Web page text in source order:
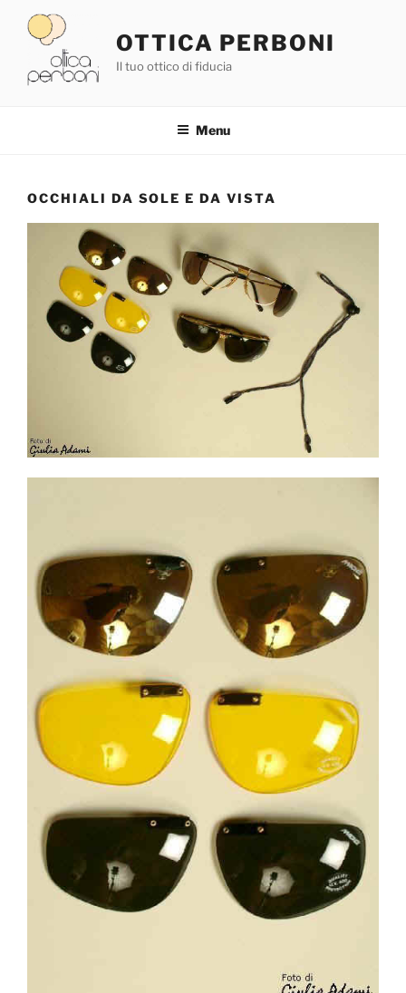
contenuto
OTTICA PERBONI
Il tuo ottico di fiducia
Menu
OCCHIALI DA SOLE E DA VISTA